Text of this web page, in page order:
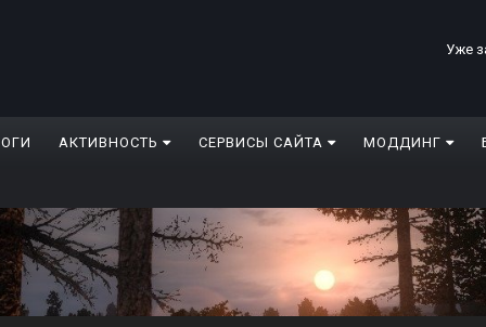
Уже
АКТИВНОСТЬ СЕРВИСЫ САЙТА МОДДИНГ